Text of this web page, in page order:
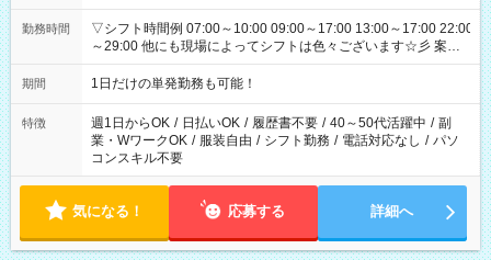
勤務時間
▽シフト時間例 07:00～10:00 09:00～17:00 13:00～17:00 22:00
～29:00 他にも現場によってシフトは色々ございます☆彡 案件
次第では午前中で終わるお仕事も...！
期間 1日だけの単発勤務も可能！
特徴 週1日からOK / 日払いOK / 履歴書不要 / 40～50代活躍中 / 副
業・WワークOK / 服装自由 / シフト勤務 / 電話対応なし / パソ
コンスキル不要
気になる！ 応募する 詳細へ